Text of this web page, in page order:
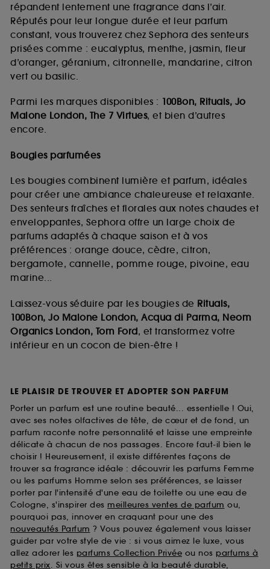
répandent lentement une fragrance dans l’air.
Réputés pour leur longue durée et leur parfum
constant, vous trouverez chez Sephora des senteurs
prisées comme : eucalyptus, menthe, jasmin, fleur
d’oranger, géranium, citronnelle, mandarine, citron
vert ou basilic.
Parmi les marques disponibles : 100Bon, Rituals, Jo
Malone London, The 7 Virtues, et bien d’autres
encore.
Bougies parfumées
Les bougies combinent lumière et parfum, idéales
pour créer une ambiance chaleureuse et relaxante.
Des senteurs fraîches et florales aux notes chaudes et
enveloppantes, Sephora offre un large choix de
parfums adaptés à chaque saison et à vos
préférences : orange douce, cèdre, citron,
bergamote, cannelle, pomme rouge, pivoine, eau
marine...
Laissez-vous séduire par les bougies de Rituals,
100Bon, Jo Malone London, Acqua di Parma, Neom
Organics London, Tom Ford, et transformez votre
intérieur en un cocon de bien-être !
LE PLAISIR DE TROUVER ET ADOPTER SON PARFUM
Porter un parfum est une routine beauté... essentielle ! Oui,
avec ses notes olfactives de tête, de cœur et de fond, un
parfum raconte notre personnalité et laisse une empreinte
délicate à chacun de nos passages. Encore faut-il bien le
choisir ! Heureusement, il existe différentes façons de
trouver sa fragrance idéale : découvrir les parfums Femme
ou les parfums Homme selon ses préférences, se laisser
porter par l'intensité d'une eau de toilette ou une eau de
Cologne, s'inspirer des meilleures ventes de parfum ou,
pourquoi pas, innover en craquant pour une des
nouveautés Parfum ? Vous pouvez également vous laisser
guider par votre style de vie : si vous aimez le luxe, vous
allez adorer les parfums Collection Privée ou nos parfums à
petits prix. Si vous êtes sensible à la beauté durable,